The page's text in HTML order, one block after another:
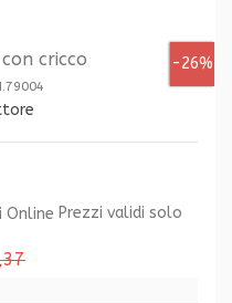
-26%
cricco
Prezzi validi solo